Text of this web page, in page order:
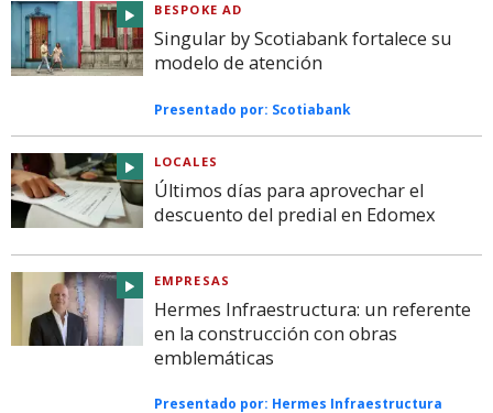
BESPOKE AD
Singular by Scotiabank fortalece su
modelo de atención
Presentado por: Scotiabank
LOCALES
Últimos días para aprovechar el
descuento del predial en Edomex
EMPRESAS
Hermes Infraestructura: un referente
en la construcción con obras
emblemáticas
Presentado por: Hermes Infraestructura